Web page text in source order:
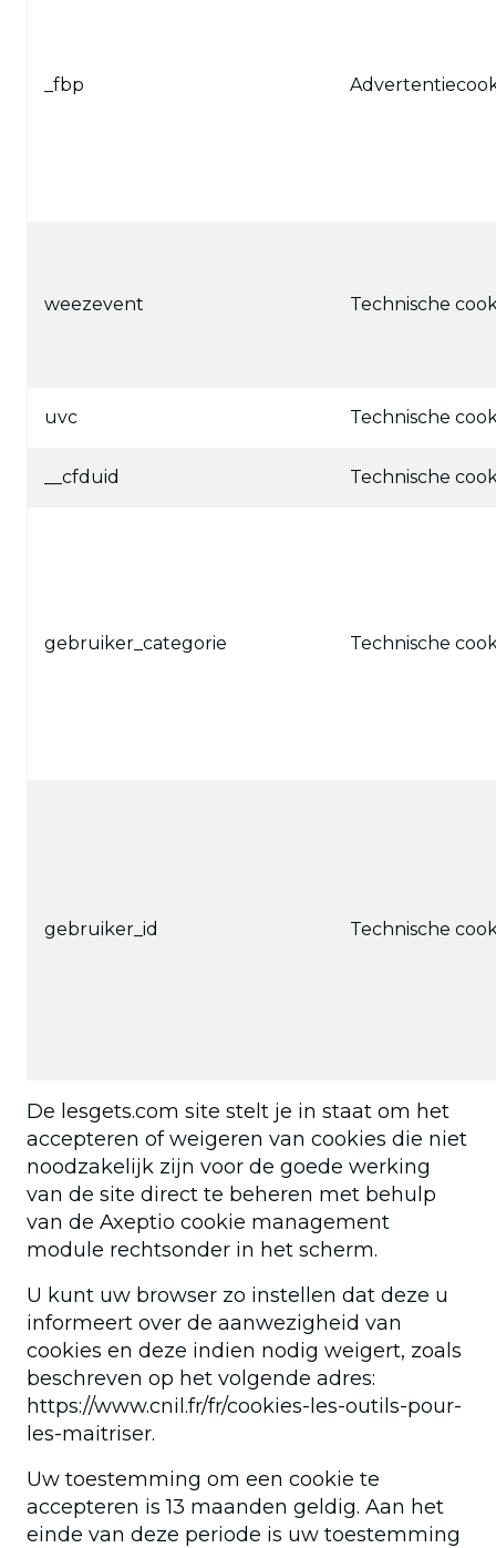
_fbp
weezevent Technische
uvc Technische
__cfduid Technische
gebruiker_categorie Technische
gebruiker_id Technische
De lesgets.com site stelt je in staat om het
accepteren of weigeren van cookies die niet
noodzakelijk zijn voor de goede werking
van de site direct te beheren met behulp
van de Axeptio cookie management
module rechtsonder in het scherm.
U kunt uw browser zo instellen dat deze u
informeert over de aanwezigheid van
cookies en deze indien nodig weigert, zoals
beschreven op het volgende adres:
https://www.cnil.fr/fr/cookies-les-outils-pour-
les-maitriser.
Uw toestemming om een cookie te
accepteren is 13 maanden geldig. Aan het
einde van deze periode is uw toestemming